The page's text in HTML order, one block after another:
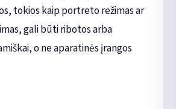
tokios kaip portreto režimas ar
gali būti ribotos arba
o ne aparatinės įrangos